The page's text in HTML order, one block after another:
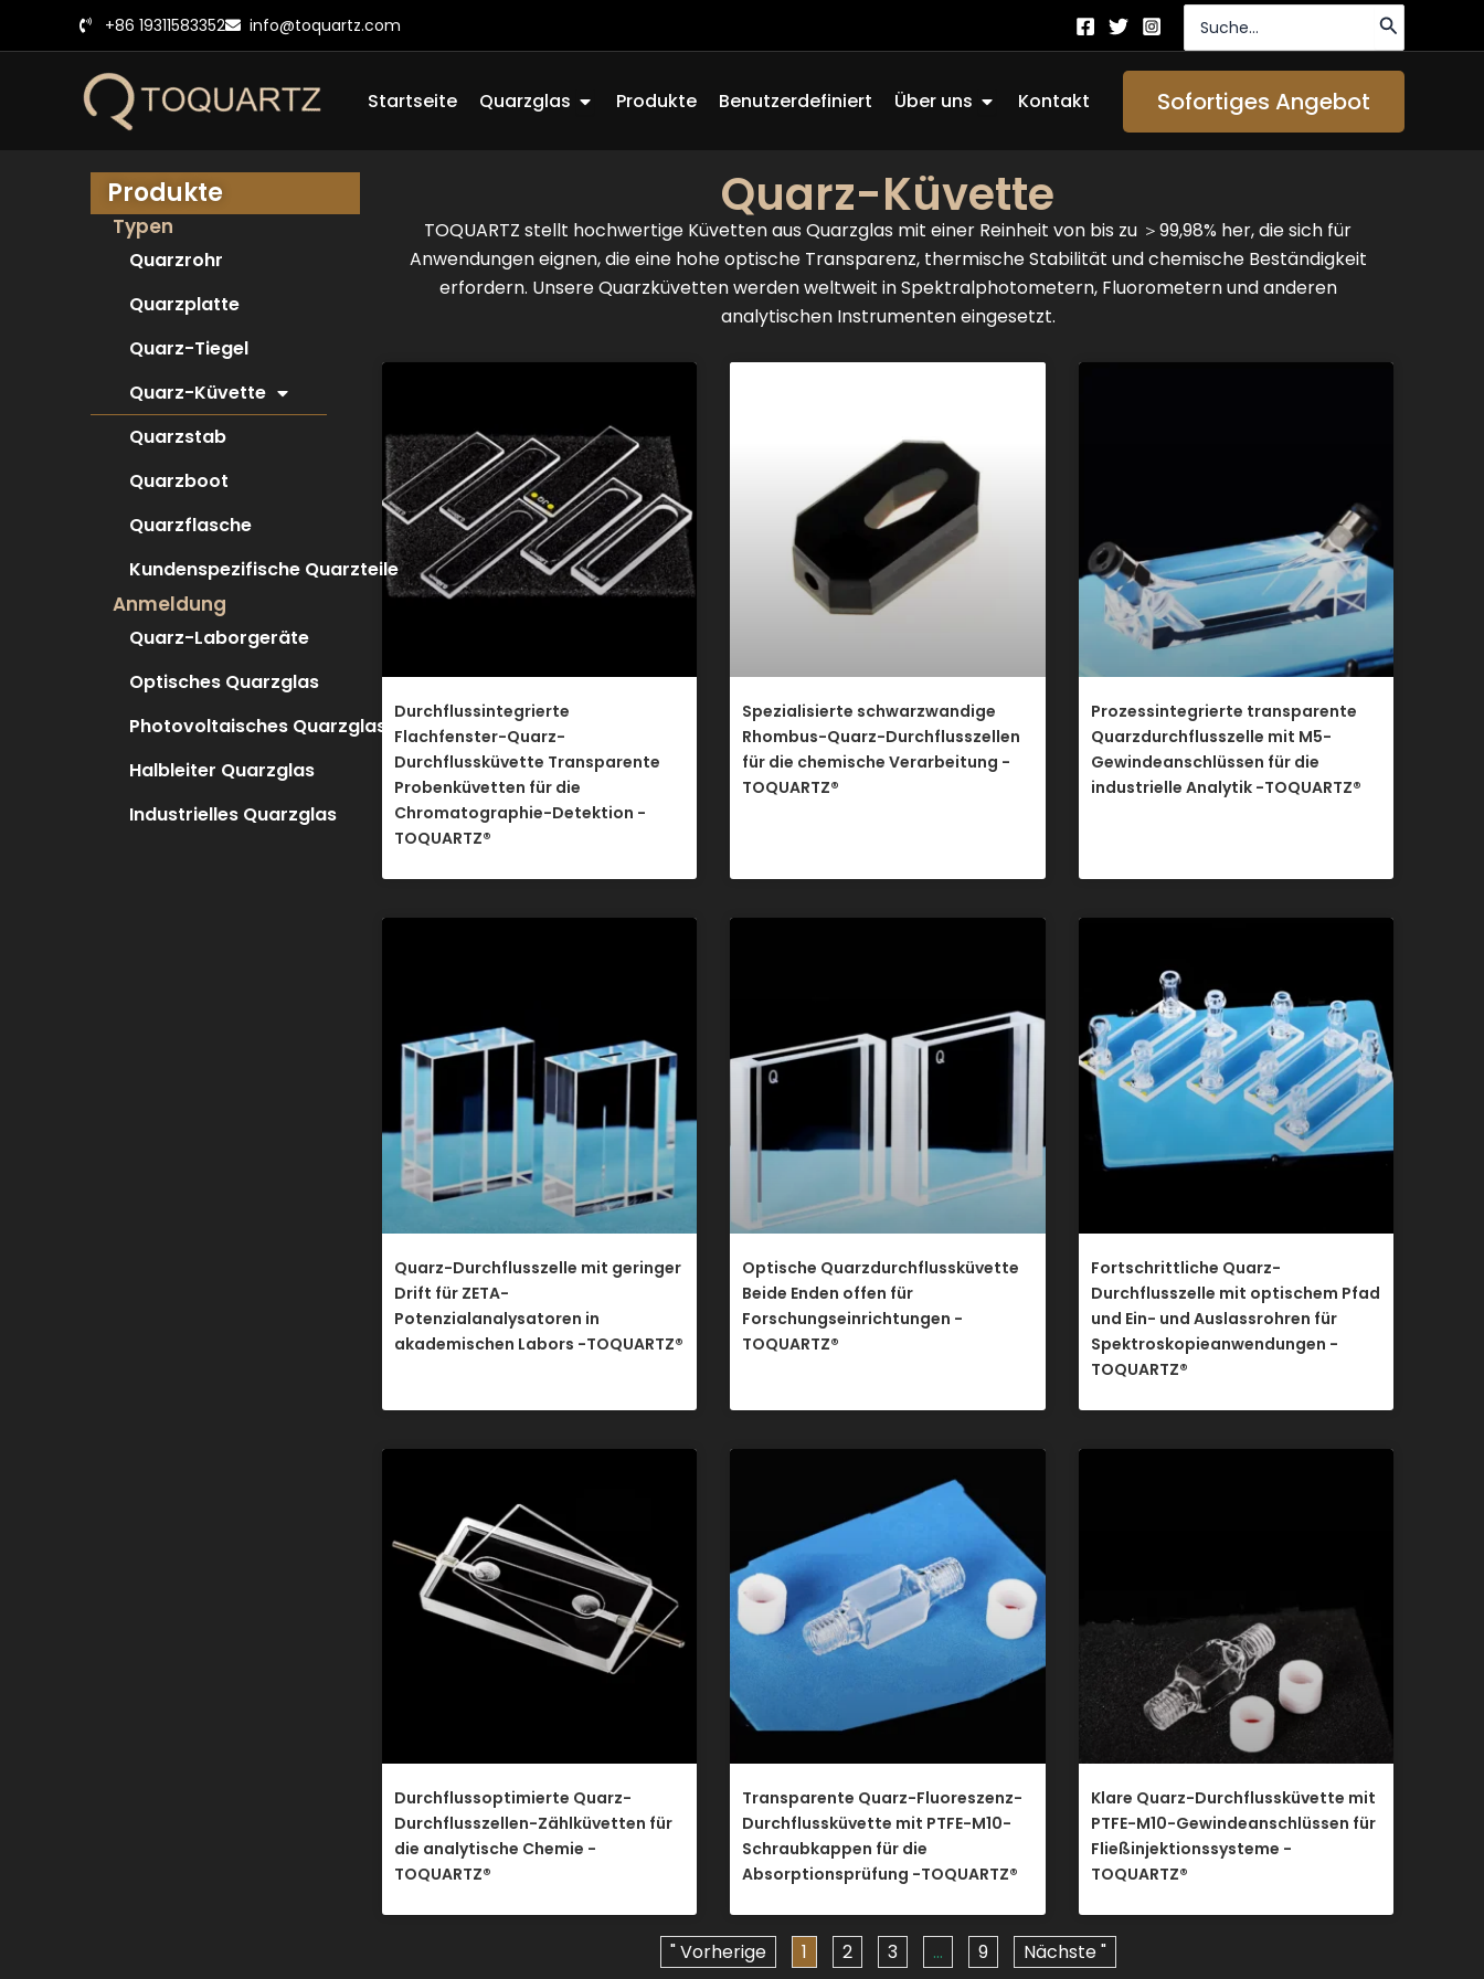
+86 19311583352 info@toquartz.com
Suche
nach:
Startseite Quarzglas Offen Quartz Glass
Produkte Benutzerdefiniert Über uns Offen About Us
Kontakt Sofortiges Angebot
Quarz-Küvette
TOQUARTZ stellt hochwertige Küvetten aus Quarzglas mit einer Reinheit von bis zu ＞99,98% her, die sich für
Anwendungen eignen, die eine hohe optische Transparenz, thermische Stabilität und chemische Beständigkeit
erfordern. Unsere Quarzküvetten werden weltweit in Spektralphotometern, Fluorometern und anderen
analytischen Instrumenten eingesetzt.
Durchflussintegrierte
Flachfenster-Quarz-
Durchflussküvette Transparente
Probenküvetten für die
Chromatographie-Detektion -
TOQUARTZ®
Spezialisierte schwarzwandige
Rhombus-Quarz-Durchflusszellen
für die chemische Verarbeitung -
TOQUARTZ®
Prozessintegrierte transparente
Quarzdurchflusszelle mit M5-
Gewindeanschlüssen für die
industrielle Analytik -TOQUARTZ®
Quarz-Durchflusszelle mit geringer
Drift für ZETA-
Potenzialanalysatoren in
akademischen Labors -TOQUARTZ®
Optische Quarzdurchflussküvette
Beide Enden offen für
Forschungseinrichtungen -
TOQUARTZ®
Fortschrittliche Quarz-
Durchflusszelle mit optischem Pfad
und Ein- und Auslassrohren für
Spektroskopieanwendungen -
TOQUARTZ®
Durchflussoptimierte Quarz-
Durchflusszellen-Zählküvetten für
die analytische Chemie -
TOQUARTZ®
Transparente Quarz-Fluoreszenz-
Durchflussküvette mit PTFE-M10-
Schraubkappen für die
Absorptionsprüfung -TOQUARTZ®
Klare Quarz-Durchflussküvette mit
PTFE-M10-Gewindeanschlüssen für
Fließinjektionssysteme -
TOQUARTZ®
" Vorherige 1 2 3 ... 9 Nächste "
Produkte
Typen
Quarzrohr
Quarzplatte
Quarz-Tiegel
Quarz-Küvette
Quarzstab
Quarzboot
Quarzflasche
Kundenspezifische Quarzteile
Anmeldung
Quarz-Laborgeräte
Optisches Quarzglas
Photovoltaisches Quarzglas
Halbleiter Quarzglas
Industrielles Quarzglas